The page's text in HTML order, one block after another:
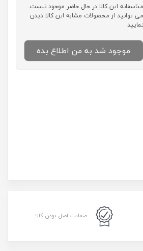
متاسفانه این کالا در حال حاضر موجود نیست.
می توانید از محصولات مشابه این کالا دیدن
نمایید
موجود شد به من اطلاع بده
ضمانت اصل بودن کالا